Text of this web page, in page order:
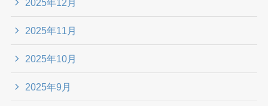
2025年12月
2025年11月
2025年10月
2025年9月